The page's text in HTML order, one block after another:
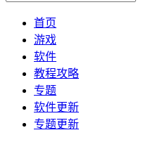
首页
游戏
软件
教程攻略
专题
软件更新
专题更新